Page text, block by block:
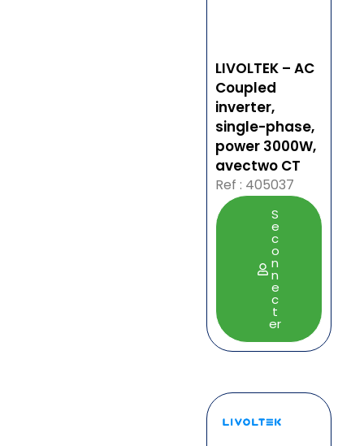
LIVOLTEK – AC
Coupled
inverter,
single-phase,
power 3000W,
avectwo CT
Ref : 405037
S
e
c
o
n
n
e
c
t
er